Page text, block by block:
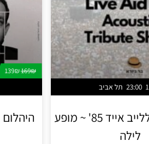
תל אביב 23:00
מופע מחווה ללייב אייד 85' ~ מופע
לילה
169₪
139₪